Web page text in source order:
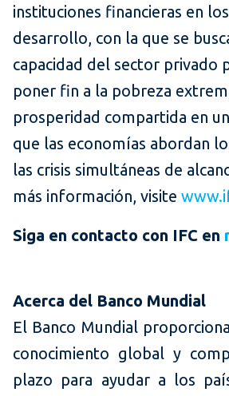
instituciones financieras en
desarrollo, con la que se
capacidad del sector privado
poner fin a la pobreza
prosperidad compartida en
que las economías abordan
las crisis simultáneas de
más información, visite
Siga en contacto con IFC en
Acerca del Banco Mundial
El Banco Mundial
conocimiento global y
plazo para ayudar a los